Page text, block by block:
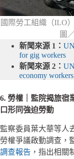
國際勞工組織（ILO
圖／
新聞來源 1：
for gig workers
新聞來源 2：
economy workers
6. 勞權｜監院揭旅宿
口形同強迫勞動
監察委員葉大華等人
勞權爭議啟動調查，
調查報告 ，指出相關